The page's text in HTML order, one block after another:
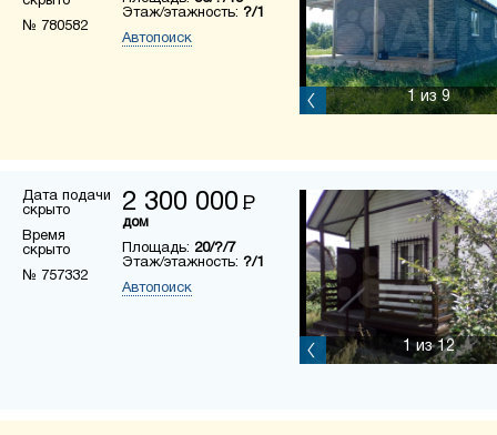
№ 780582
Этаж/этажность: ?/1
Автопоиск
1из 9
Дата подачи
скрыто
Время
скрыто
№ 757332
2 300 000 Р
дом
Площадь: 20/?/7
Этаж/этажность: ?/1
Автопоиск
1 из 12